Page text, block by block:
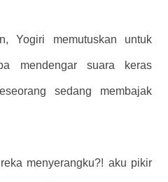
Yogiri memutuskan untuk
mendengar suara keras
sedang membajak
menyerangku?! aku pikir